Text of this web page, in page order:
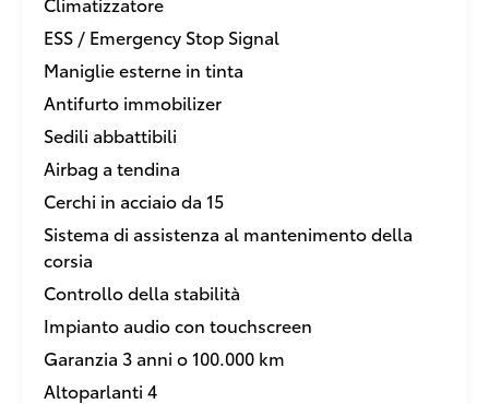
ESS / Emergency Stop Signal
Maniglie esterne in tinta
Antifurto immobilizer
Sedili abbattibili
Airbag a tendina
Cerchi in acciaio da 15
Sistema di assistenza al mantenimento della
corsia
Controllo della stabilità
Impianto audio con touchscreen
Garanzia 3 anni o 100.000 km
Altoparlanti 4